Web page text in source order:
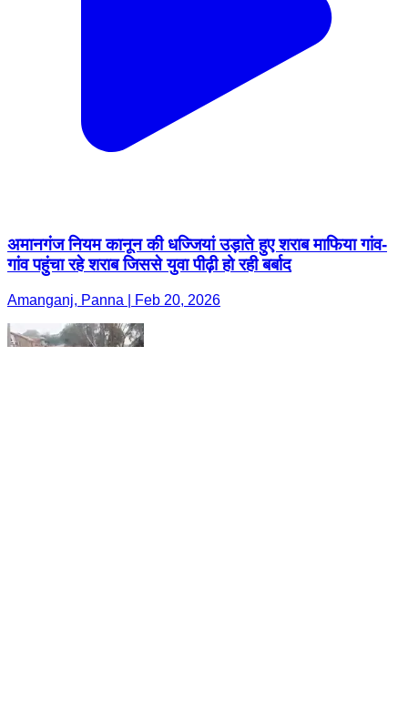
अमानगंज नियम कानून की धज्जियां उड़ाते हुए शराब माफिया गांव-
गांव पहुंचा रहे शराब जिससे युवा पीढ़ी हो रही बर्बाद
Amanganj, Panna | Feb 20, 2026